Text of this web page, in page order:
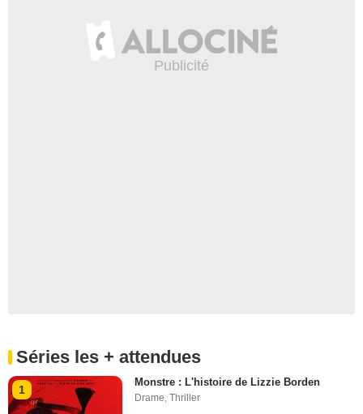
Séries les + attendues
1
Monstre : L'histoire de Lizzie Borden
Drame,Thriller